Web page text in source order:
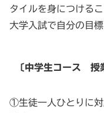
タイルを身につける
大学入試で自分の目
〔中学生コース 授
①生徒一人ひとりに